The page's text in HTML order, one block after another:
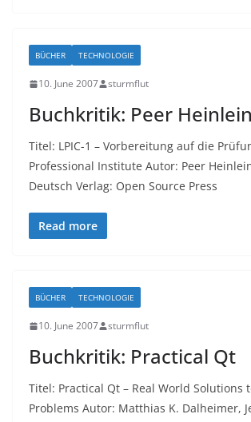
BÜCHER TECHNOLOGIE
10. June 2007 sturmflut
Buchkritik: Peer
Titel: LPIC-1 – Vorbereitung auf die
Professional Institute Autor: Peer
Deutsch Verlag: Open Source Press
Read more
BÜCHER TECHNOLOGIE
10. June 2007 sturmflut
Buchkritik: Practical Qt
Titel: Practical Qt – Real World Solutions
Problems Autor: Matthias K. Dalheimer,